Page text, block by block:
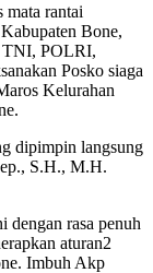
mata rantai
Bone,
TNI, POLRI,
Posko siaga
Kelurahan
dipimpin langsung
S.H., M.H.
dengan rasa penuh
aturan2
Imbuh Akp